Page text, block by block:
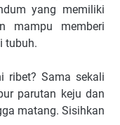
yang memiliki
mampu memberi
tubuh.
ribet? Sama sekali
parutan keju dan
matang. Sisihkan